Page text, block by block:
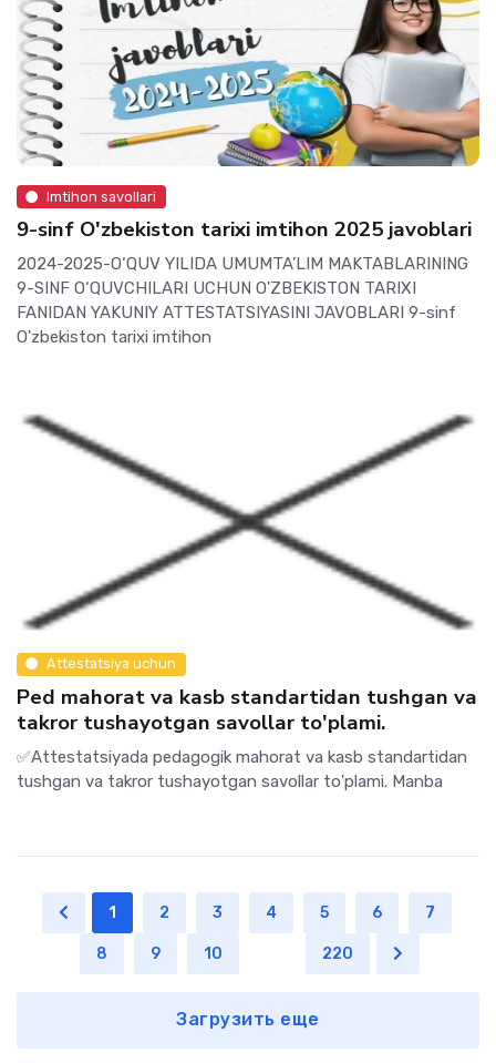
Imtihon savollari
9-sinf O'zbekiston tarixi imtihon 2025 javoblari
2024-2025-O‘QUV YILIDA UMUMTA’LIM MAKTABLARINING
9-SINF O‘QUVCHILARI UCHUN O'ZBEKISTON TARIXI
FANIDAN YAKUNIY ATTESTATSIYASINI JAVOBLARI 9-sinf
O'zbekiston tarixi imtihon
Attestatsiya uchun
Ped mahorat va kasb standartidan tushgan va
takror tushayotgan savollar to'plami.
✅Attestatsiyada pedagogik mahorat va kasb standartidan
tushgan va takror tushayotgan savollar to'plami. Manba
1 2 3 4 5 6 7
8 9 10 220
Загрузить еще